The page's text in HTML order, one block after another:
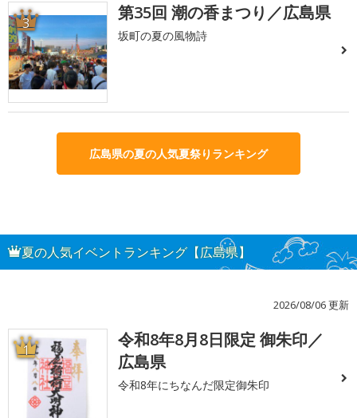
3 第35回 潮の香まつり／広島県
坂町の夏の風物詩
広島県の夏の人気夏祭りランキング
夏の人気イベントランキング【広島県】
2026/08/06 更新
1
令和8年8月8日限定 御朱印／
広島県
令和8年にちなんだ限定御朱印